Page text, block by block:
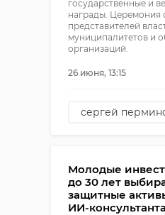
государственные и
награды. Церемония
представителей
муниципалитетов и
организаций.
26 июня, 13:15
сергей
Молодые
до 30 лет
защитные
ИИ-консультанта